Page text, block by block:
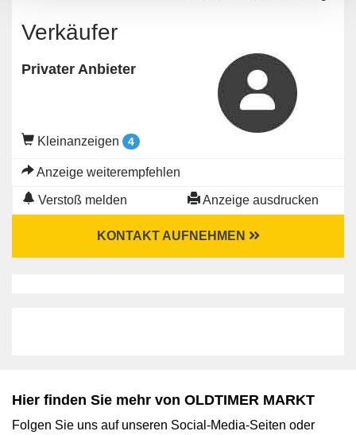
Verkäufer
Privater Anbieter
Kleinanzeigen 4
Anzeige weiterempfehlen
Verstoß melden Anzeige ausdrucken
KONTAKT AUFNEHMEN
Hier finden Sie mehr von OLDTIMER MARKT
Folgen Sie uns auf unseren Social-Media-Seiten oder